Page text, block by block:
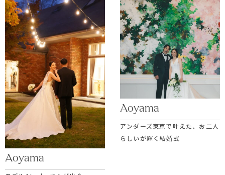
Aoyama
Aoyama
アンダーズ東京で叶えた、お二人
らしいが輝く結婚式